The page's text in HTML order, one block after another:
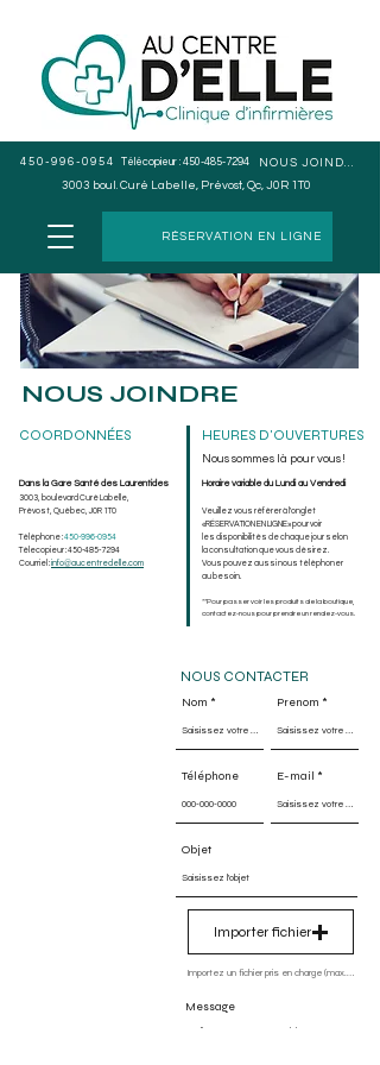
450-996-0954 Télécopieur : 450-485-7294
NOUS JOINDRE
3003 boul. Curé Labelle, Prévost, Qc, J0R 1T0
RÉSERVATION EN LIGNE
NOUS JOINDRE
Nous sommes là pour vous !
COORDONNÉES
Dans la Gare Santé des Laurentides
3003, boulevard Curé Labelle,
Prévost, Québec, J0R 1T0
Téléphone :450-996-0954
Télecopieur : 450-485-7294
Courriel :info@aucentredelle.com
Horaire variable du Lundi au Vendredi
Veuillez vous référer à l'onglet
«RÉSERVATION EN LIGNE» pour voir
les disponibilités de chaque jour selon
la consultation que vous désirez.
Vous pouvez aussi nous téléphoner
au besoin.
**Pour passer voir les produits de la boutique,
contactez-nous pour prendre un rendez-vous.
HEURES D'OUVERTURES
NOUS CONTACTER
Nom Prenom
Téléphone E-mail
Objet
Importer fichier
Importez un fichier pris en charge (max. 15 Mo)
Message